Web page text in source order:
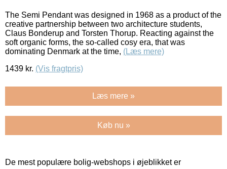
The Semi Pendant was designed in 1968 as a product of the
creative partnership between two architecture students,
Claus Bonderup and Torsten Thorup. Reacting against the
soft organic forms, the so-called cosy era, that was
dominating Denmark at the time, (Læs mere)
1439 kr. (Vis fragtpris)
Læs mere »
Køb nu »
De mest populære bolig-webshops i øjeblikket er